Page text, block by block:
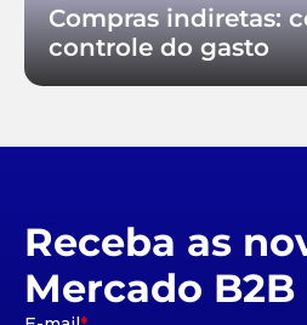
Compras indiretas:
controle do gasto
Receba as
Mercado B2B